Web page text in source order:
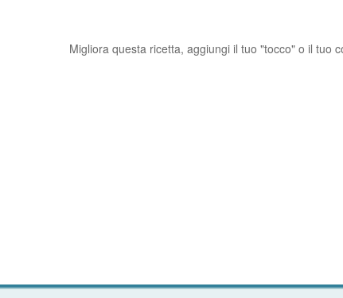
Migliora questa ricetta, aggiungi il tuo "tocco" o il tuo